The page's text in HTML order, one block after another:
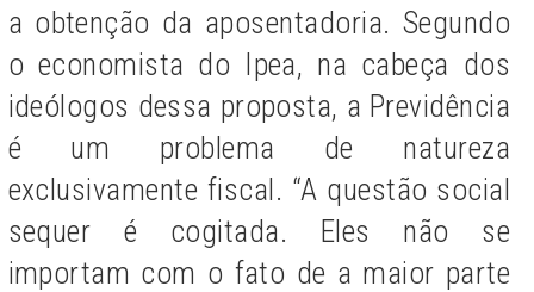
a obtenção da aposentadoria. Segundo
o economista do Ipea, na cabeça dos
ideólogos dessa proposta, a Previdência
é um problema de natureza
exclusivamente fiscal. “A questão social
sequer é cogitada. Eles não se
importam com o fato de a maior parte